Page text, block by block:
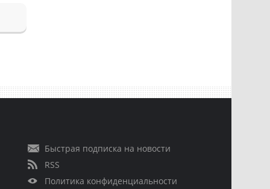
Быстрая подписка на новости
RSS
Политика конфиденциальности